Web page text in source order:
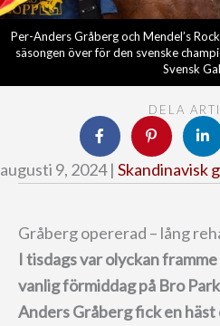
Per-Anders Gråberg och Mendel’s
säsongen över för den svenske
Svensk
DELA
augusti 9, 2024 | Skandinavisk
Gråberg opererad – lång
I tisdags var olyckan
vanlig förmiddag på Bro
Anders Gråberg fick en häst